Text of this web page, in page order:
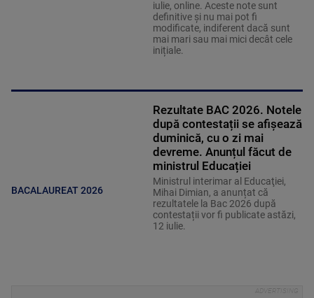
iulie, online. Aceste note sunt
definitive și nu mai pot fi
modificate, indiferent dacă sunt
mai mari sau mai mici decât cele
inițiale.
BACALAUREAT 2026
Rezultate BAC 2026. Notele
după contestații se afișează
duminică, cu o zi mai
devreme. Anunțul făcut de
ministrul Educației
Ministrul interimar al Educaţiei,
Mihai Dimian, a anunțat că
rezultatele la Bac 2026 după
contestații vor fi publicate astăzi,
12 iulie.